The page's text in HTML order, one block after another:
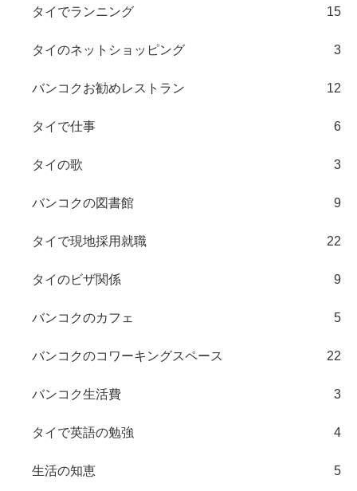
タイでランニング 15
タイのネットショッピング 3
バンコクお勧めレストラン 12
タイで仕事 6
タイの歌 3
バンコクの図書館 9
タイで現地採用就職 22
タイのビザ関係 9
バンコクのカフェ 5
バンコクのコワーキングスペース 22
バンコク生活費 3
タイで英語の勉強 4
生活の知恵 5